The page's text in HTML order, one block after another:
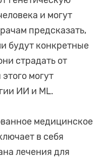
и могут
предсказать,
будут конкретные
страдать от
могут
ИИ и ML.
медицинское
в себя
лечения для